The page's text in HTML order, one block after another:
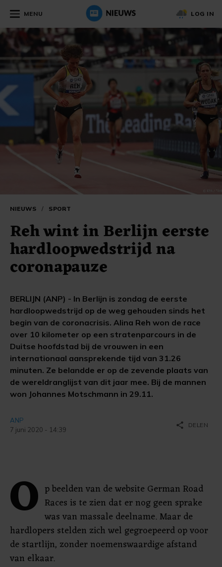
MENU LOG IN
NIEUWS / SPORT
Reh wint in Berlijn eerste
hardloopwedstrijd na
coronapauze
BERLIJN (ANP) - In Berlijn is zondag de eerste
hardloopwedstrijd op de weg gehouden sinds het
begin van de coronacrisis. Alina Reh won de race
over 10 kilometer op een stratenparcours in de
Duitse hoofdstad bij de vrouwen in een
internationaal aansprekende tijd van 31.26
minuten. Ze belandde er op de zevende plaats van
de wereldranglijst van dit jaar mee. Bij de mannen
won Johannes Motschmann in 29.11.
ANP
7 juni 2020 - 14:39
share DELEN
O p beelden van de website German Road
Races is te zien dat er nog geen sprake
was van massale deelname. Maar de
hardlopers stelden zich wel gegroepeerd op voor
de startlijn, zonder noemenswaardige afstand
van elkaar.